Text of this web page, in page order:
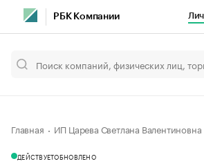
РБК Компании
Главная ИП Царева Светлана Валентиновна
ДЕЙСТВУЕТОБНОВЛЕНО